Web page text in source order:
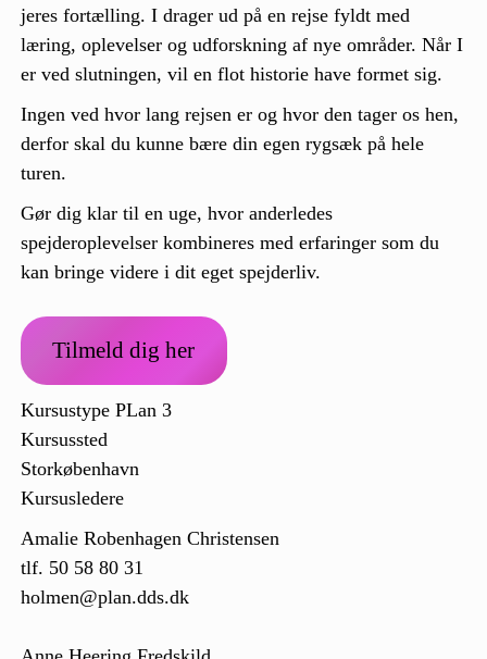
jeres fortælling. I drager ud på en rejse fyldt med
læring, oplevelser og udforskning af nye områder. Når I
er ved slutningen, vil en flot historie have formet sig.
Ingen ved hvor lang rejsen er og hvor den tager os hen,
derfor skal du kunne bære din egen rygsæk på hele
turen.
Gør dig klar til en uge, hvor anderledes
spejderoplevelser kombineres med erfaringer som du
kan bringe videre i dit eget spejderliv.
Tilmeld dig her
Kursustype PLan 3
Kursussted
Storkøbenhavn
Kursusledere
Amalie Robenhagen Christensen
tlf. 50 58 80 31
holmen@plan.dds.dk